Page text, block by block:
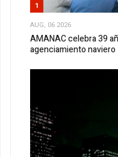
1
AUG, 06 2026
AMANAC celebra 39
agenciamiento naviero